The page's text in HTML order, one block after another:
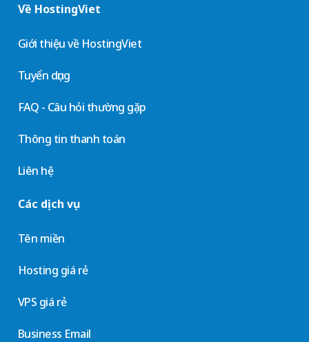
Về HostingViet
Giới thiệu về HostingViet
Tuyển dụng
FAQ - Câu hỏi thường gặp
Thông tin thanh toán
Liên hệ
Các dịch vụ
Tên miền
Hosting giá rẻ
VPS giá rẻ
Business Email